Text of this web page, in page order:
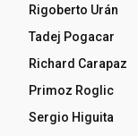
Rigoberto Urán
Tadej Pogacar
Richard Carapaz
Primoz Roglic
Sergio Higuita